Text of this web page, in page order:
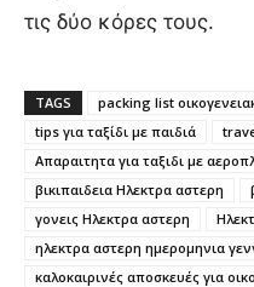
τις δύο κόρες τους.
TAGS
packing list
tips για ταξίδι με παιδιά
Απαραιτητα για ταξιδι με
βικιπαιδεια Ηλεκτρα αστερη
γονεις Ηλεκτρα αστερη
ηλεκτρα αστερη ημερομηνια
καλοκαιρινές αποσκευές για